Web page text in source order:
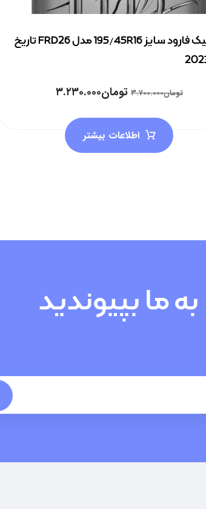
لاستیک فارود سایز 195/45R16 مدل FRD26 تاریخ
تومان۳.۷۰۰.۰۰۰ تومان۳.۲۳۰.۰۰۰
اطلاعات بیشتر
به ما بپیوندید